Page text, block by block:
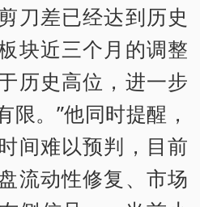
刀差已经达到历史
块近三个月的调整
历史高位，进一步
限。”他同时提醒，
间难以预判，目前
流动性修复、市场